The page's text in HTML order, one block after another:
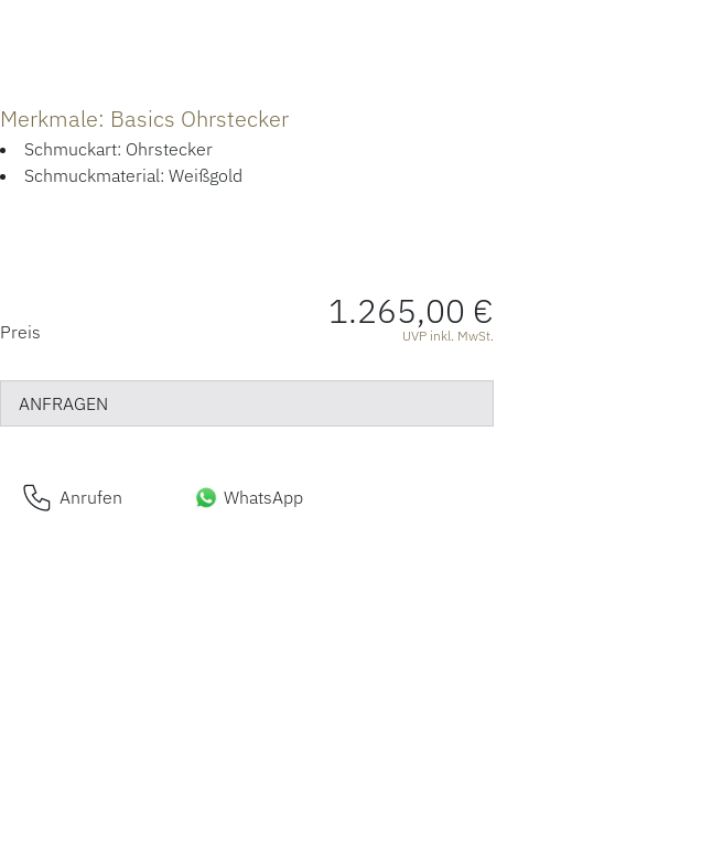
Merkmale: Basics Ohrstecker
Schmuckart: Ohrstecker
Schmuckmaterial: Weißgold
PREISINFORMATIONEN
Preis 1.265,00 €
UVP inkl. MwSt.
ANFRAGEN
Anrufen WhatsApp